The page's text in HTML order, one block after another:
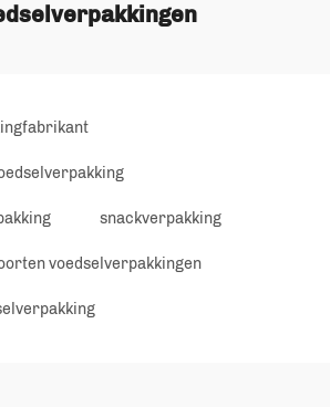
snackverpakking
voedselverpakkingen